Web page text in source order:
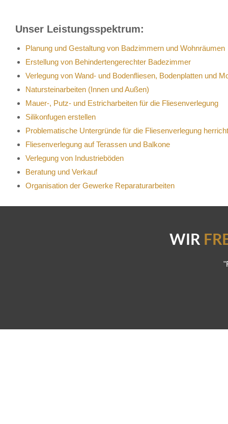
Unser Leistungsspektrum:
Planung und Gestaltung von Badzimmern und Wohnräumen
Erstellung von Behindertengerechter Badezimmer
Verlegung von Wand- und Bodenfliesen, Bodenplatten und
Natursteinarbeiten (Innen und Außen)
Mauer-, Putz- und Estricharbeiten für die Fliesenverlegung
Silikonfugen erstellen
Problematische Untergründe für die Fliesenverlegung
Fliesenverlegung auf Terassen und Balkone
Verlegung von Industrieböden
Beratung und Verkauf
Organisation der Gewerke Reparaturarbeiten
WIR